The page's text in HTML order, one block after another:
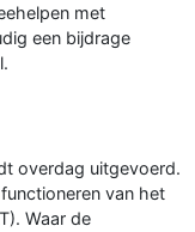
met
een bijdrage
overdag uitgevoerd.
van het
Waar de